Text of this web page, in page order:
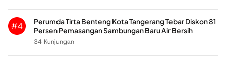
#4
Perumda Tirta Benteng Kota Tangerang Tebar Diskon 81
Persen Pemasangan Sambungan Baru Air Bersih
34 Kunjungan